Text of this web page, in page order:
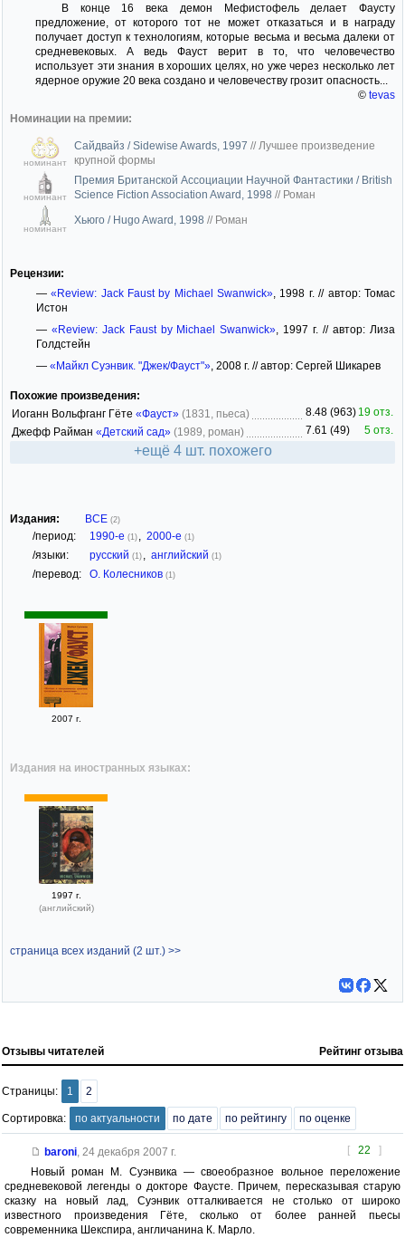
В конце 16 века демон Мефистофель делает Фаусту
предложение, от которого тот не может отказаться и в награду
получает доступ к технологиям, которые весьма и весьма далеки от
средневековых. А ведь Фауст верит в то, что человечество
использует эти знания в хороших целях, но уже через несколько лет
ядерное оружие 20 века создано и человечеству грозит опасность...
© tevas
Номинации на премии:
номинант
Сайдвайз / Sidewise Awards, 1997 // Лучшее произведение
крупной формы
номинант
Премия Британской Ассоциации Научной Фантастики / British
Science Fiction Association Award, 1998 // Роман
номинант
Хьюго / Hugo Award, 1998 // Роман
Рецензии:
—«Review: Jack Faust by Michael Swanwick» , 1998 г. // автор: Томас
Истон
— «Review: Jack Faust by Michael Swanwick» , 1997 г. // автор: Лиза
Голдстейн
— «Майкл Суэнвик. "Джек/Фауст"», 2008 г. // автор: Сергей Шикарев
Похожие произведения:
Иоганн Вольфганг Гёте «Фауст» (1831, пьеса) 8.48 (963) 19 отз.
Джефф Райман «Детский сад» (1989, роман) 7.61 (49) 5 отз.
+ещё 4 шт. похожего
Издания: ВСЕ (2)
/период: 1990-е (1) , 2000-е (1)
/языки: русский (1) , английский (1)
/перевод: О. Колесников (1)
2007 г.
Издания на иностранных языках:
1997 г.
(английский)
страница всех изданий (2 шт.) >>
Отзывы читателей Рейтинг отзыва
Страницы: 1 2
Сортировка: по актуальности по дате по рейтингу по оценке
[ 22 ]
baroni, 24 декабря 2007 г.
Новый роман М. Суэнвика — своеобразное вольное переложение
средневековой легенды о докторе Фаусте. Причем, пересказывая старую
сказку на новый лад, Суэнвик отталкивается не столько от широко
известного произведения Гёте, сколько от более ранней пьесы
современника Шекспира, англичанина К. Марло.